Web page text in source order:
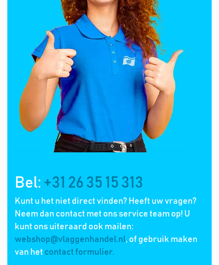
Bel: +31 26 35 15 313
Kunt u het niet direct vinden? Heeft uw vragen?
Neem dan contact met ons service team op! U
kunt ons uiteraard ook mailen:
webshop@vlaggenhandel.nl, of gebruik maken
van het contact formulier.